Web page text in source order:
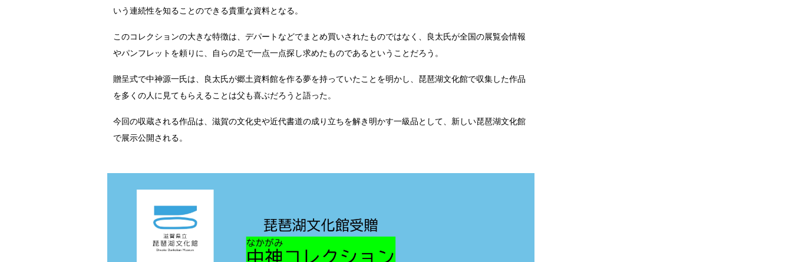
いう連続性を知ることのできる貴重な資料となる。
このコレクションの大きな特徴は、デパートなどでまとめ買いされたものではなく、良太氏が全国の展覧会情報
やパンフレットを頼りに、自らの足で一点一点探し求めたものであるということだろう。
贈呈式で中神源一氏は、良太氏が郷土資料館を作る夢を持っていたことを明かし、琵琶湖文化館で収集した作品
を多くの人に見てもらえることは父も喜ぶだろうと語った。
今回の収蔵される作品は、滋賀の文化史や近代書道の成り立ちを解き明かす一級品として、新しい琵琶湖文化館
で展示公開される。